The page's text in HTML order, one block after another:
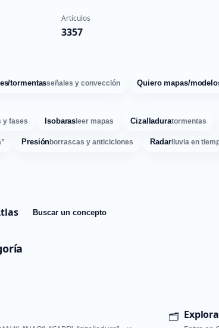
Artículos
3357
tormentasseñales y convección Quiero mapas/
y fases Isobarasleer mapas Cizalladuratormentas
Presiónborrascas y anticiclones Radarlluvia en
Buscar un concepto
🗂️